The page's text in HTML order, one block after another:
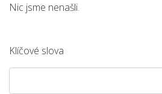
Klíčové slova
Nic jsme nenašli.